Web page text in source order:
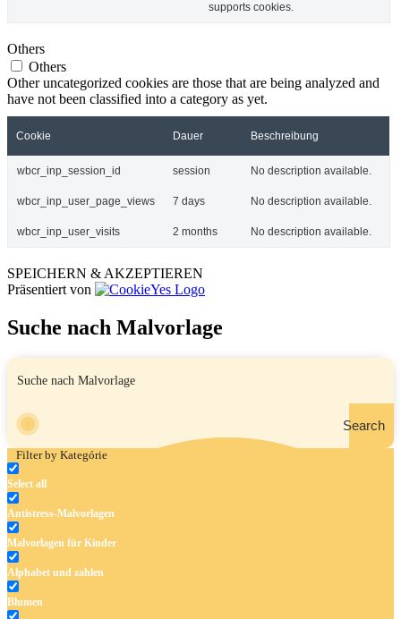
supports cookies.
Others
Others
Other uncategorized cookies are those that are being analyzed and
have not been classified into a category as yet.
Cookie Dauer Beschreibung
wbcr_inp_session_id session No description available.
wbcr_inp_user_page_views 7 days No description available.
wbcr_inp_user_visits 2 months No description available.
SPEICHERN & AKZEPTIEREN
Präsentiert von
Suche nach Malvorlage
Search
Filter by Kategórie
Select all
Antistress-Malvorlagen
Malvorlagen für Kinder
Alphabet und zahlen
Blumen